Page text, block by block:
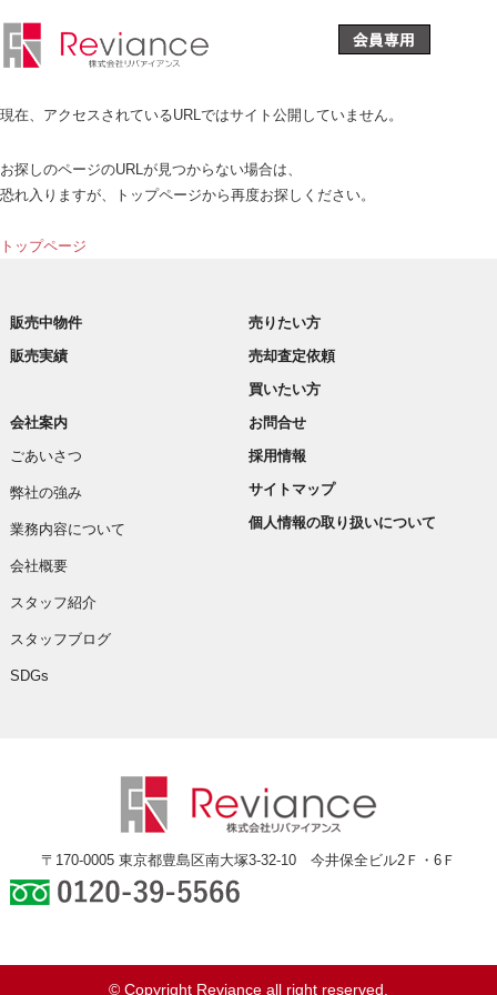
現在、アクセスされているURLではサイト公開していません。
お探しのページのURLが見つからない場合は、
恐れ入りますが、トップページから再度お探しください。
トップページ
販売中物件
販売実績
売りたい方
売却査定依頼
買いたい方
会社案内
ごあいさつ
弊社の強み
業務内容について
会社概要
スタッフ紹介
スタッフブログ
SDGs
お問合せ
採用情報
サイトマップ
個人情報の取り扱いについて
〒170-0005 東京都豊島区南大塚3-32-10 今井保全ビル2Ｆ・6Ｆ
© Copyright Reviance all right reserved.